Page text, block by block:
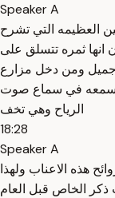
Speaker A
العظيمه التي تشرح
انها ثمره تتسلق على
جميل ومن دخل مزارع
سمعه في سماع صوت
الرياح وهي تخف
18:28
Speaker A
هذه الاعناب ولهذا
الخاص قبل العام